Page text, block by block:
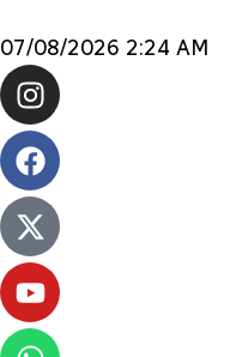
07/08/2026 2:24 AM